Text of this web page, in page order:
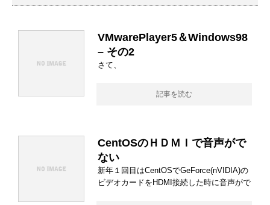
VMwarePlayer5＆Windows98
– その2
さて、
記事を読む
CentOSのＨＤＭＩで音声がで
ない
新年１回目はCentOSでGeForce(nVIDIA)の
ビデオカードをHDMI接続した時に音声がで